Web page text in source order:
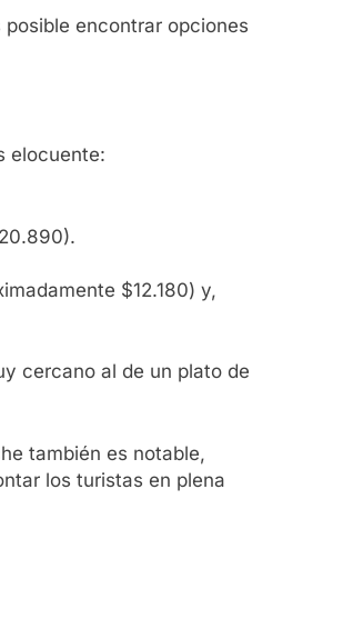
encontrar opciones
elocuente:
$12.180) y,
cercano al de un plato de
también es notable,
los turistas en plena